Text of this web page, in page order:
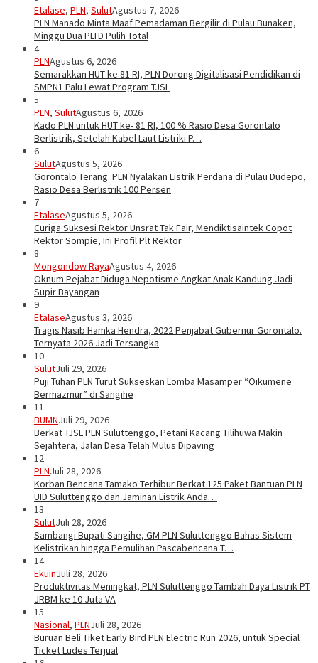
Etalase, PLN, SulutAgustus 7, 2026
PLN Manado Minta Maaf Pemadaman Bergilir di Pulau Bunaken,
Minggu Dua PLTD Pulih Total
4
PLNAgustus 6, 2026
Semarakkan HUT ke 81 RI, PLN Dorong Digitalisasi Pendidikan di
SMPN1 Palu Lewat Program TJSL
5
PLN, SulutAgustus 6, 2026
Kado PLN untuk HUT ke- 81 RI, 100 % Rasio Desa Gorontalo
Berlistrik, Setelah Kabel Laut Listriki P…
6
SulutAgustus 5, 2026
Gorontalo Terang. PLN Nyalakan Listrik Perdana di Pulau Dudepo,
Rasio Desa Berlistrik 100 Persen
7
EtalaseAgustus 5, 2026
Curiga Suksesi Rektor Unsrat Tak Fair, Mendiktisaintek Copot
Rektor Sompie, Ini Profil Plt Rektor
8
Mongondow RayaAgustus 4, 2026
Oknum Pejabat Diduga Nepotisme Angkat Anak Kandung Jadi
Supir Bayangan
9
EtalaseAgustus 3, 2026
Tragis Nasib Hamka Hendra, 2022 Penjabat Gubernur Gorontalo.
Ternyata 2026 Jadi Tersangka
10
SulutJuli 29, 2026
Puji Tuhan PLN Turut Sukseskan Lomba Masamper “Oikumene
Bermazmur” di Sangihe
11
BUMNJuli 29, 2026
Berkat TJSL PLN Suluttenggo, Petani Kacang Tilihuwa Makin
Sejahtera, Jalan Desa Telah Mulus Dipaving
12
PLNJuli 28, 2026
Korban Bencana Tamako Terhibur Berkat 125 Paket Bantuan PLN
UID Suluttenggo dan Jaminan Listrik Anda…
13
SulutJuli 28, 2026
Sambangi Bupati Sangihe, GM PLN Suluttenggo Bahas Sistem
Kelistrikan hingga Pemulihan Pascabencana T…
14
EkuinJuli 28, 2026
Produktivitas Meningkat, PLN Suluttenggo Tambah Daya Listrik PT
JRBM ke 10 Juta VA
15
Nasional, PLNJuli 28, 2026
Buruan Beli Tiket Early Bird PLN Electric Run 2026, untuk Special
Ticket Ludes Terjual